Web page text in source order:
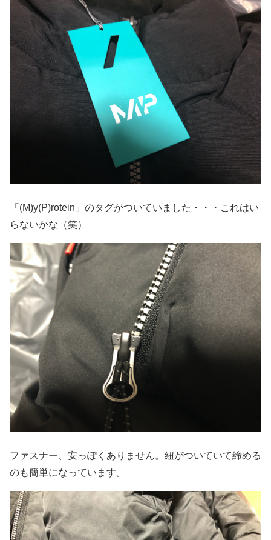
「(M)y(P)rotein」のタグがついていました・・・これはい
らないかな（笑）
ファスナー、安っぽくありません。紐がついていて締める
のも簡単になっています。